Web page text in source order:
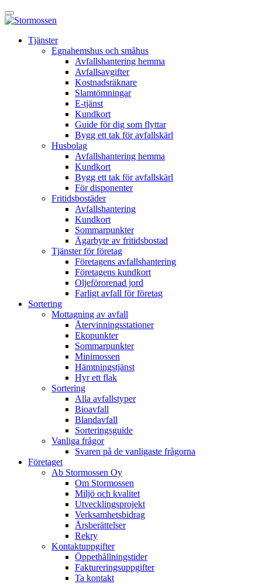
Skip
toÖppna
huvudmeny
tjänst
Tjänster
Egnahemshus och småhus
Avfallshantering hemma
Avfallsavgifter
Kostnadsräknare
Slamtömningar
E-tjänst
Kundkort
Guide för dig som flyttar
Bygg ett tak för avfallskärl
Husbolag
Avfallshantering hemma
Kundkort
Bygg ett tak för avfallskärl
För disponenter
Fritidsbostäder
Avfallshantering
Kundkort
Sommarpunkter
Ägarbyte av fritidsbostad
Tjänster för företag
Företagens avfallshantering
Företagens kundkort
Oljeförorenad jord
Farligt avfall för företag
Sortering
Mottagning av avfall
Återvinningsstationer
Ekopunkter
Sommarpunkter
Minimossen
Hämtningstjänst
Hyr ett flak
Sortering
Alla avfallstyper
Bioavfall
Blandavfall
Sorteringsguide
Vanliga frågor
Svaren på de vanligaste frågorna
Företaget
Ab Stormossen Oy
Om Stormossen
Miljö och kvalitet
Utvecklingsprojekt
Verksamhetsbidrag
Årsberättelser
Rekry
Kontaktuppgifter
Öppethållningstider
Faktureringsuppgifter
Ta kontakt